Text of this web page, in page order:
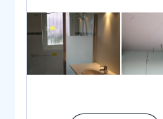
va bien). A bientôt, Franck.